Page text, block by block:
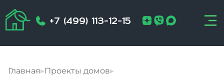
+7 (499) 113-12-15
Главная▸Проекты домов▸